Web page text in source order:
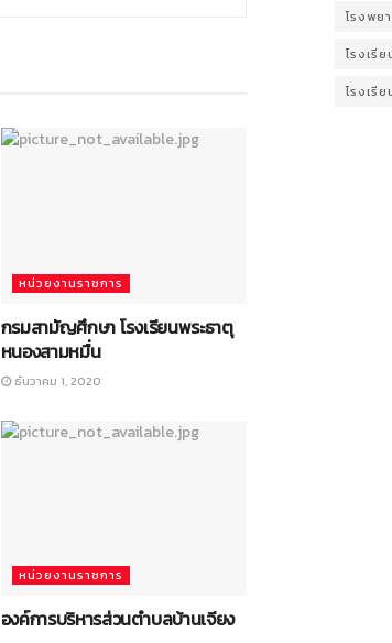
หน่วยงานราชการ
กรมสามัญศึกษา โรงเรียนพระธาตุ
หนองสามหมื่น
ธันวาคม 1, 2020
หน่วยงานราชการ
องค์การบริหารส่วนตำบลบ้านเจียง
โรงพย
โรงเรี
โรงเรี